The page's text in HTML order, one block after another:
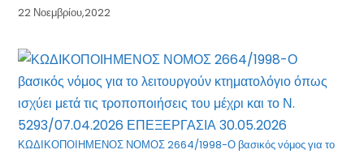
22 Νοεμβρίου,2022
ΚΩΔΙΚΟΠΟΙΗΜΕΝΟΣ ΝΟΜΟΣ 2664/1998-Ο βασικός νόμος για το